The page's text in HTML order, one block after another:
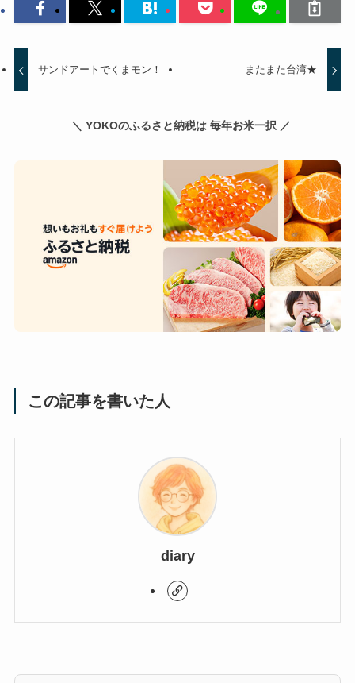
サンドアートでくまモン！ またまた台湾★
＼ YOKOのふるさと納税は 毎年お米一択 ／
この記事を書いた人
diary